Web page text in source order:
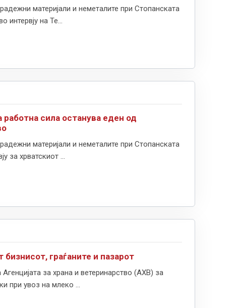
материјали и неметалите при Стопанската
интервју на Те...
сила останува еден од
материјали и неметалите при Стопанската
за хрватскиот ...
граѓаните и пазарот
за храна и ветеринарство (АХВ) за
при увоз на млеко ...